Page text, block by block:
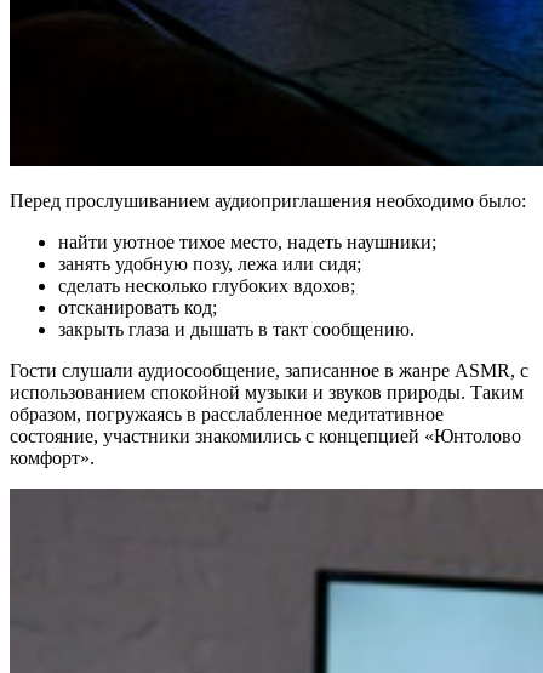
Перед прослушиванием аудиоприглашения необходимо было:
найти уютное тихое место, надеть наушники;
занять удобную позу, лежа или сидя;
сделать несколько глубоких вдохов;
отсканировать код;
закрыть глаза и дышать в такт сообщению.
Гости слушали аудиосообщение, записанное в жанре ASMR, с
использованием спокойной музыки и звуков природы. Таким
образом, погружаясь в расслабленное медитативное
состояние, участники знакомились с концепцией «Юнтолово
комфорт».